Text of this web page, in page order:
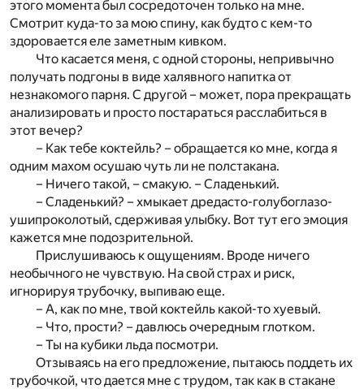
этого момента был сосредоточен только на мне.
Смотрит куда-то за мою спину, как будто с кем-то
здоровается еле заметным кивком.
Что касается меня, с одной стороны, непривычно
получать подгоны в виде халявного напитка от
незнакомого парня. С другой – может, пора прекращать
анализировать и просто постараться расслабиться в
этот вечер?
– Как тебе коктейль? – обращается ко мне, когда я
одним махом осушаю чуть ли не полстакана.
– Ничего такой, – смакую. – Сладенький.
– Сладенький? – хмыкает дредасто-голубоглазо-
ушипроколотый, сдерживая улыбку. Вот тут его эмоция
кажется мне подозрительной.
Прислушиваюсь к ощущениям. Вроде ничего
необычного не чувствую. На свой страх и риск,
игнорируя трубочку, выпиваю еще.
– А, как по мне, твой коктейль какой-то хуевый.
– Что, прости? – давлюсь очередным глотком.
– Ты на кубики льда посмотри.
Отзываясь на его предложение, пытаюсь поддеть их
трубочкой, что дается мне с трудом, так как в стакане